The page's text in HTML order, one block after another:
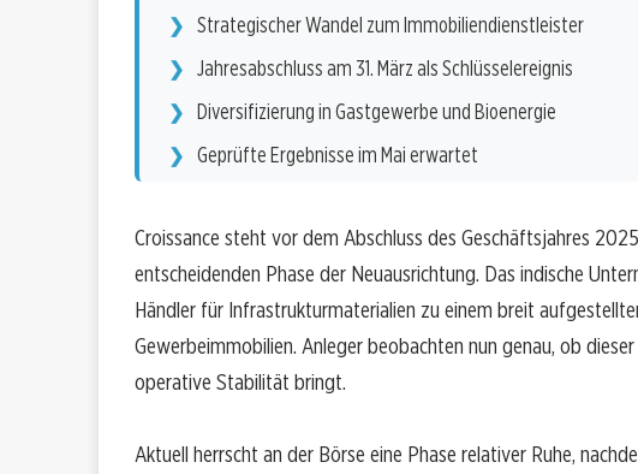
Strategischer Wandel zum Immobiliendienstleister
Jahresabschluss am 31. März als Schlüsselereignis
Diversifizierung in Gastgewerbe und Bioenergie
Geprüfte Ergebnisse im Mai erwartet
Croissance steht vor dem Abschluss des Geschäftsjahres
entscheidenden Phase der Neuausrichtung. Das indische
Händler für Infrastrukturmaterialien zu einem breit
Gewerbeimmobilien. Anleger beobachten nun genau, ob
operative Stabilität bringt.
Aktuell herrscht an der Börse eine Phase relativer Ruhe,